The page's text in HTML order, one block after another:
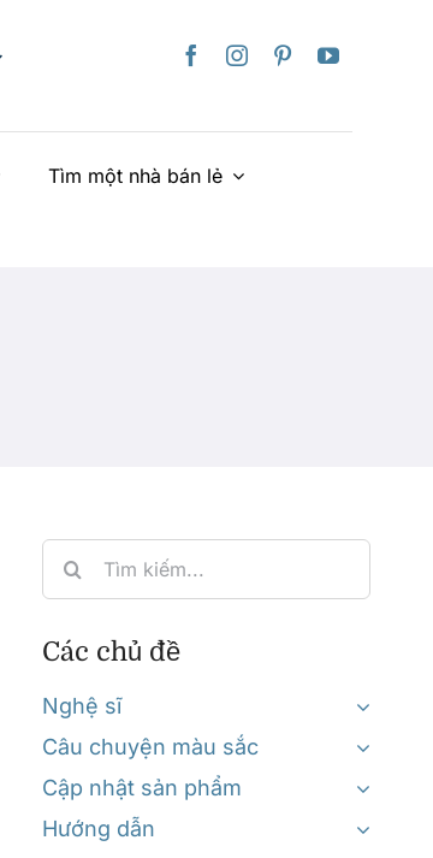
Tìm một nhà bán lẻ
Search
for:
Các chủ đề
Nghệ sĩ
Câu chuyện màu sắc
Cập nhật sản phẩm
Hướng dẫn